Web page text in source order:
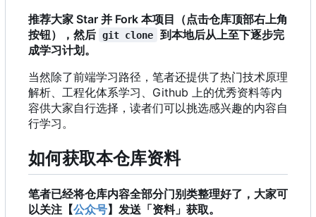
推荐大家 Star 并 Fork 本项目（点击仓库顶部右上角
按钮），然后 git clone
到本地后从上至下逐步完
成学习计划。
当然除了前端学习路径 ， 笔者还提供了热门技术原理
解析、工程化体系学习、Github 上的优秀资料等内
容供大家自行选择，读者们可以挑选感兴趣的内容自
行学习。
如何获取本仓库资料
笔者已经将仓库内容全部分门别类整理好了，大家可
以关注【公众号】发送「资料」获取。